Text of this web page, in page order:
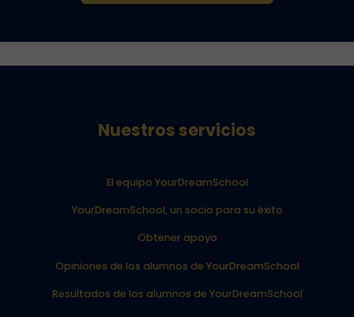
Nuestros servicios
El equipo YourDreamSchool
YourDreamSchool, un socio para su éxito
Obtener apoyo
Opiniones de los alumnos de YourDreamSchool
Resultados de los alumnos de YourDreamSchool